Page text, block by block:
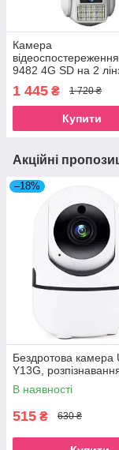
Камера
9482 4G SD на 2
1 445 ₴ 1 720 ₴
Купити
Акційні
–18%
Бездротова камера
Y13G,
В наявності
515 ₴ 630 ₴